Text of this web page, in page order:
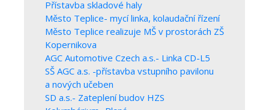
Přístavba skladové haly
Město Teplice- mycí linka, kolaudační řízení
Město Teplice realizuje MŠ v prostorách ZŠ
Kopernikova
AGC Automotive Czech a.s.- Linka CD-L5
SŠ AGC a.s. -přístavba vstupního pavilonu
a nových učeben
SD a.s.- Zateplení budov HZS